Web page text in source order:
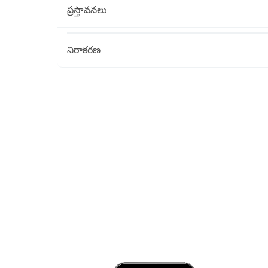
ప్రస్తావనలు
https://www.who.int/news-room/fact-sheets/
నిరాకరణ